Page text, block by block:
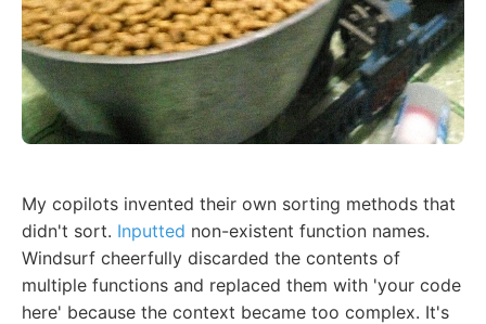
My copilots invented their own sorting methods that
didn't sort. Inputted non-existent function names.
Windsurf cheerfully discarded the contents of
multiple functions and replaced them with 'your code
here' because the context became too complex. It's